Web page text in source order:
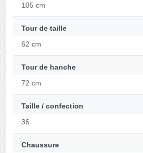
105 cm
Tour de taille
62 cm
Tour de hanche
72 cm
Taille / confection
36
Chaussure